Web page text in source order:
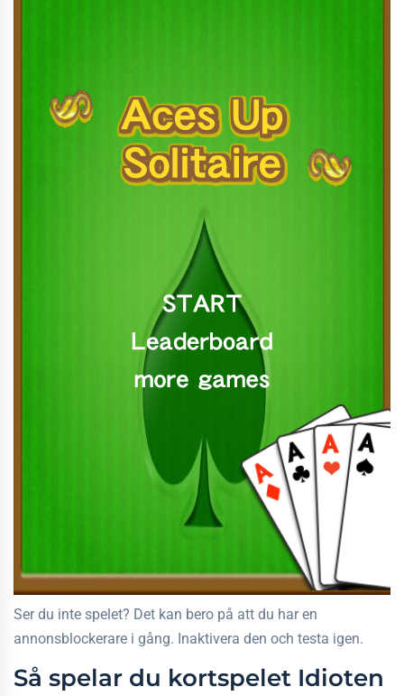
Ser du inte spelet? Det kan bero på att du har en
annonsblockerare i gång. Inaktivera den och testa igen.
Så spelar du kortspelet Idioten